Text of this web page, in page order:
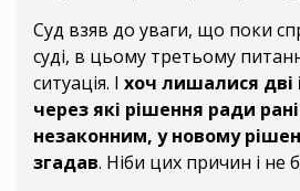
Суд взяв до уваги, що поки
суді, в цьому третьому
ситуація. І хоч лишалися дві
через які рішення ради
незаконним, у новому
згадав. Ніби цих причин і не